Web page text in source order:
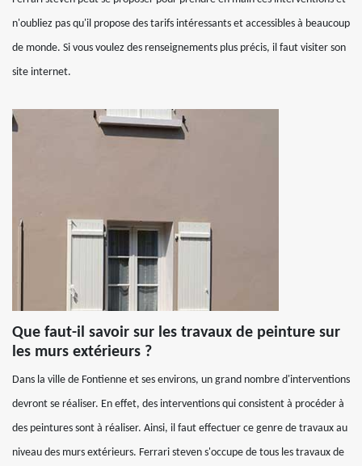
n'oubliez pas qu'il propose des tarifs intéressants et accessibles à beaucoup
de monde. Si vous voulez des renseignements plus précis, il faut visiter son
site internet.
Que faut-il savoir sur les travaux de peinture sur
les murs extérieurs ?
Dans la ville de Fontienne et ses environs, un grand nombre d'interventions
devront se réaliser. En effet, des interventions qui consistent à procéder à
des peintures sont à réaliser. Ainsi, il faut effectuer ce genre de travaux au
niveau des murs extérieurs. Ferrari steven s'occupe de tous les travaux de